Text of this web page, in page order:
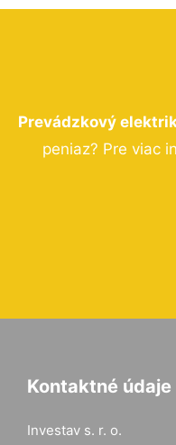
Prevádzkový
peniaz? Pre viac
Kontaktné údaje
Investav s. r. o.